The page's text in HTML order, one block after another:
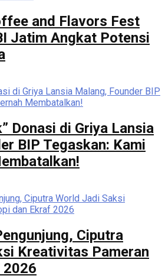
and Flavors Fest
Jatim Angkat Potensi
Donasi di Griya Lansia
BIP Tegaskan: Kami
Ciputra
Kreativitas Pameran
2026